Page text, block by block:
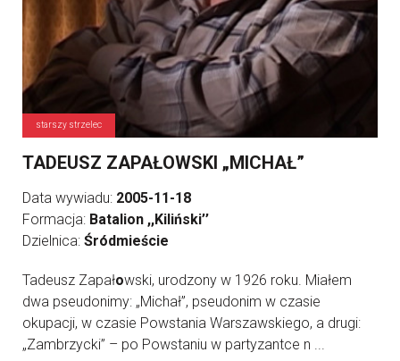
starszy strzelec
TADEUSZ ZAPAŁOWSKI „MICHAŁ”
Data wywiadu: 2005-11-18
Formacja: Batalion ,,Kiliński’’
Dzielnica: Śródmieście
Tadeusz Zapałowski, urodzony w 1926 roku. Miałem
dwa pseudonimy: „Michał”, pseudonim w czasie
okupacji, w czasie Powstania Warszawskiego, a drugi:
„Zambrzycki” – po Powstaniu w partyzantce n ...